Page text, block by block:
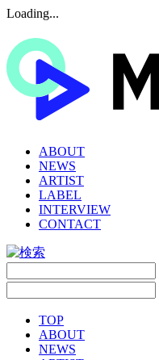
Loading...
ABOUT
NEWS
ARTIST
LABEL
INTERVIEW
CONTACT
TOP
ABOUT
NEWS